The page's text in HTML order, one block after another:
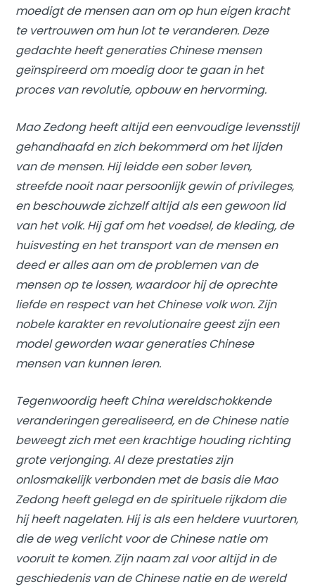
moedigt de mensen aan om op hun eigen kracht
te vertrouwen om hun lot te veranderen. Deze
gedachte heeft generaties Chinese mensen
geïnspireerd om moedig door te gaan in het
proces van revolutie, opbouw en hervorming.
Mao Zedong heeft altijd een eenvoudige levensstijl
gehandhaafd en zich bekommerd om het lijden
van de mensen. Hij leidde een sober leven,
streefde nooit naar persoonlijk gewin of privileges,
en beschouwde zichzelf altijd als een gewoon lid
van het volk. Hij gaf om het voedsel, de kleding, de
huisvesting en het transport van de mensen en
deed er alles aan om de problemen van de
mensen op te lossen, waardoor hij de oprechte
liefde en respect van het Chinese volk won. Zijn
nobele karakter en revolutionaire geest zijn een
model geworden waar generaties Chinese
mensen van kunnen leren.
Tegenwoordig heeft China wereldschokkende
veranderingen gerealiseerd, en de Chinese natie
beweegt zich met een krachtige houding richting
grote verjonging. Al deze prestaties zijn
onlosmakelijk verbonden met de basis die Mao
Zedong heeft gelegd en de spirituele rijkdom die
hij heeft nagelaten. Hij is als een heldere vuurtoren,
die de weg verlicht voor de Chinese natie om
vooruit te komen. Zijn naam zal voor altijd in de
geschiedenis van de Chinese natie en de wereld